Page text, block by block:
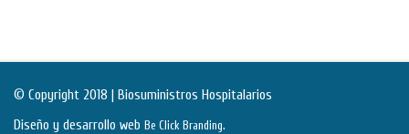
© Copyright 2018 | Biosuministros Hospitalarios
Diseño y desarrollo web Be Click Branding.